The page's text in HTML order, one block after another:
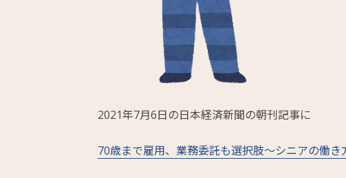
2021年7月6日の日本経済新聞の朝刊記事に
70歳まで雇用、業務委託も選択肢～シニアの働き